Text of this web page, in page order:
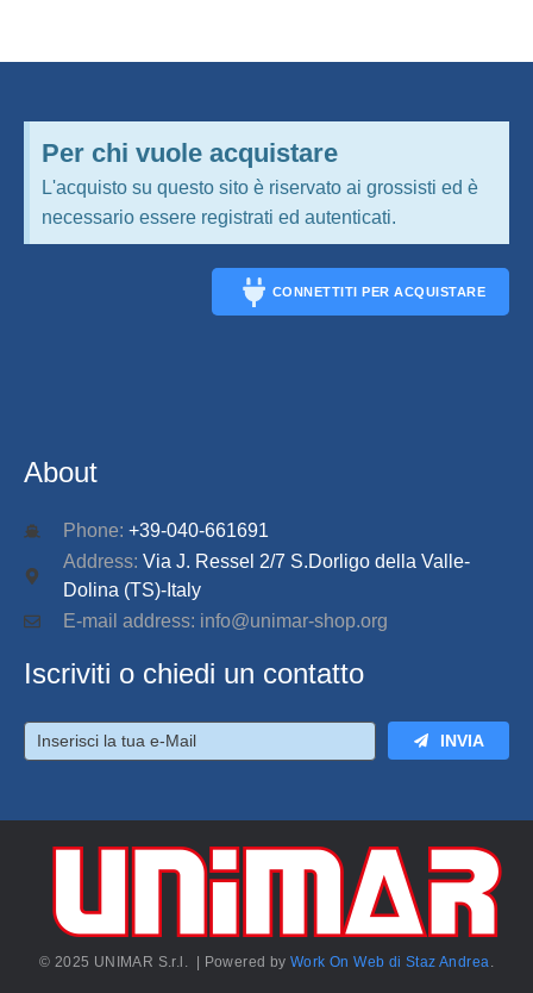
Per chi vuole acquistare
L'acquisto su questo sito è riservato ai grossisti ed è
necessario essere registrati ed autenticati.
CONNETTITI PER ACQUISTARE
About
Phone: +39-040-661691
Address: Via J. Ressel 2/7 S.Dorligo della Valle-
Dolina (TS)-Italy
E-mail address: info@unimar-shop.org
Iscriviti o chiedi un contatto
INVIA
© 2025 UNIMAR S.r.l. | Powered byWork On Web di Staz Andrea.